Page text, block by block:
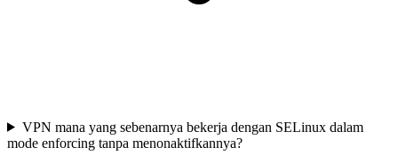
VPN mana yang sebenarnya bekerja dengan SELinux dalam
mode enforcing tanpa menonaktifkannya?